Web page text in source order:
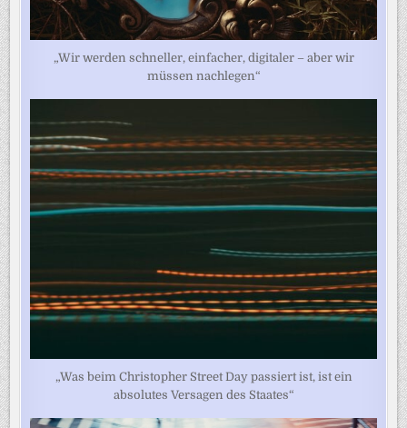
„Wir werden schneller, einfacher, digitaler – aber wir
müssen nachlegen“
„Was beim Christopher Street Day passiert ist, ist ein
absolutes Versagen des Staates“